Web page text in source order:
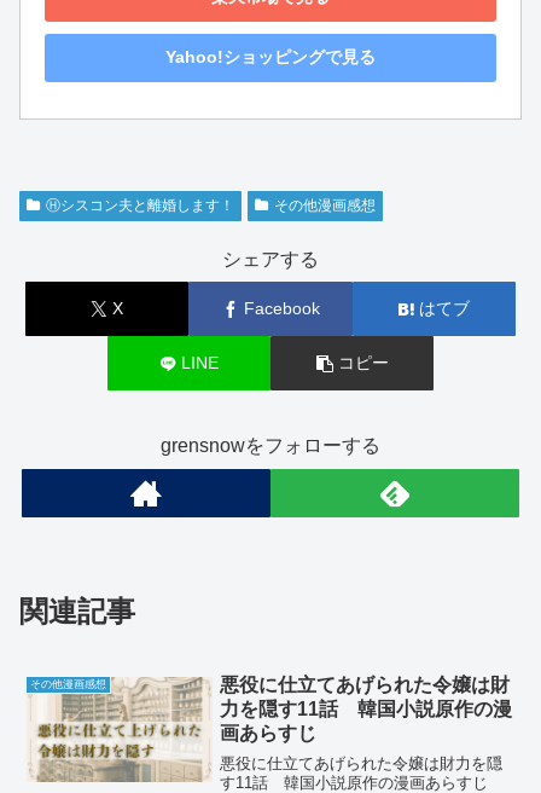
Yahoo!ショッピングで見る
Ⓗシスコン夫と離婚します！ その他漫画感想
シェアする
X Facebook はてブ
LINE コピー
grensnowをフォローする
関連記事
その他漫画感想
悪役に仕立てあげられた令嬢は財
力を隠す11話 韓国小説原作の漫
画あらすじ
悪役に仕立てあげられた令嬢は財力を隠
す11話 韓国小説原作の漫画あらすじ